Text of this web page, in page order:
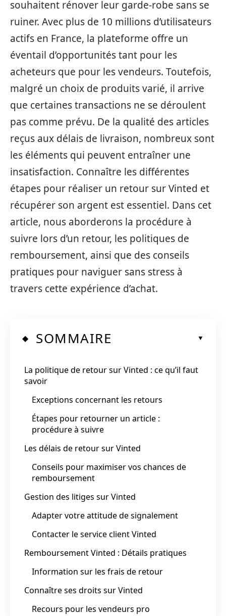
souhaitent rénover leur garde-robe sans se
ruiner. Avec plus de 10 millions d’utilisateurs
actifs en France, la plateforme offre un
éventail d’opportunités tant pour les
acheteurs que pour les vendeurs. Toutefois,
malgré un choix de produits varié, il arrive
que certaines transactions ne se déroulent
pas comme prévu. De la qualité des articles
reçus aux délais de livraison, nombreux sont
les éléments qui peuvent entraîner une
insatisfaction. Connaître les différentes
étapes pour réaliser un retour sur Vinted et
récupérer son argent est essentiel. Dans cet
article, nous aborderons la procédure à
suivre lors d’un retour, les politiques de
remboursement, ainsi que des conseils
pratiques pour naviguer sans stress à
travers cette expérience d’achat.
SOMMAIRE
La politique de retour sur Vinted : ce qu’il faut
savoir
Exceptions concernant les retours
Étapes pour retourner un article :
procédure à suivre
Les délais de retour sur Vinted
Conseils pour maximiser vos chances de
remboursement
Gestion des litiges sur Vinted
Adapter votre attitude de signalement
Contacter le service client Vinted
Remboursement Vinted : Détails pratiques
Information sur les frais de retour
Connaître ses droits sur Vinted
Recours pour les vendeurs pro